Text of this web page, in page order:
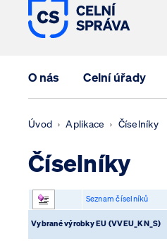
O nás Celní úřady
Úvod Aplikace Číselníky
Číselníky
Seznam číselníků
Vybrané výrobky EU (VVEU_KN_S)